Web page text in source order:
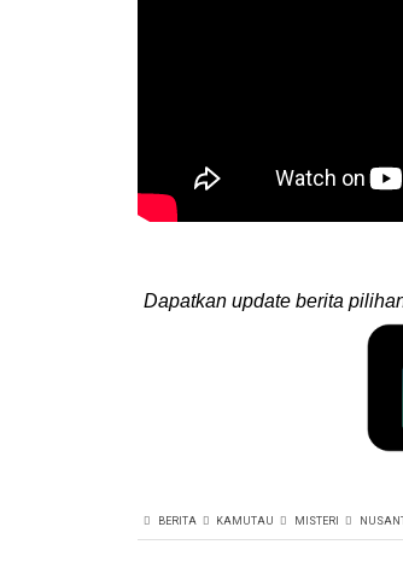
Dapatkan update berita
BERITA KAMUTAU MISTERI